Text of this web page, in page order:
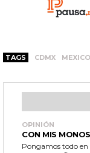
TAGS CDMX MEXICO
OPINIÓN
CON MIS
Pongamos todo